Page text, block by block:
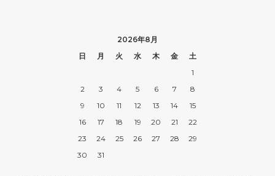
2026年8月
日
月 火 水 木 金
土
1
2
3 4 5 6 7
8
9
10 11 12 13 14
15
16
17 18 19 20 21
22
23
24 25 26 27 28
29
30
31